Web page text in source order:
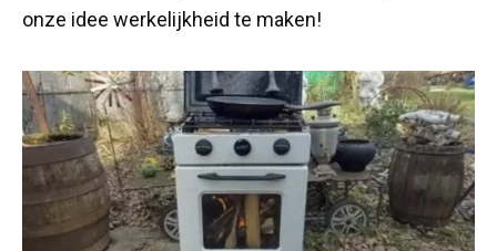
onze idee werkelijkheid te maken!